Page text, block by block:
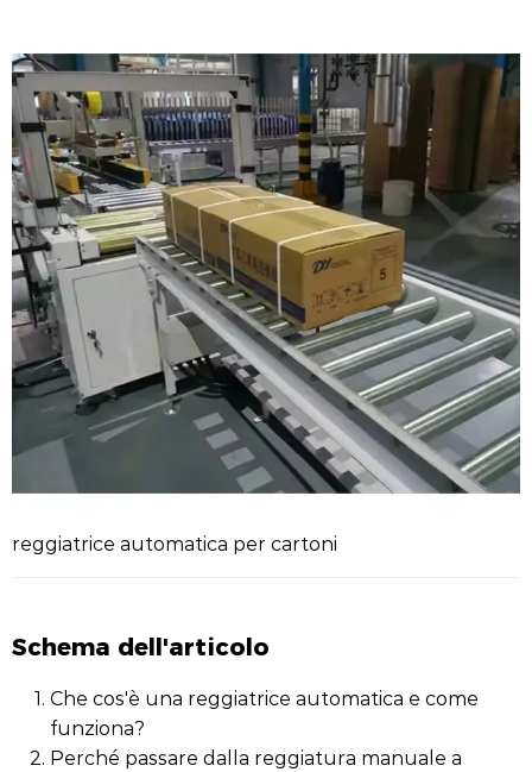
reggiatrice automatica per cartoni
Schema dell'articolo
Che cos'è una reggiatrice automatica e come
funziona?
Perché passare dalla reggiatura manuale a